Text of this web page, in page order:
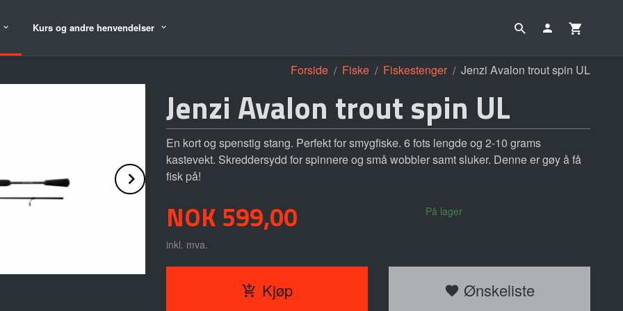
Kurs og andre henvendelser
Forside Fiske Fiskestenger Jenzi Avalon trout spin UL
Next
Jenzi Avalon trout spin UL
En kort og spenstig stang. Perfekt for smygfiske. 6 fots lengde og 2-10 grams
kastevekt. Skreddersydd for spinnere og små wobbler samt sluker. Denne er gøy å få
fisk på!
Pris
NOK 599,00
inkl. mva.
På lager
Kjøp Ønskeliste